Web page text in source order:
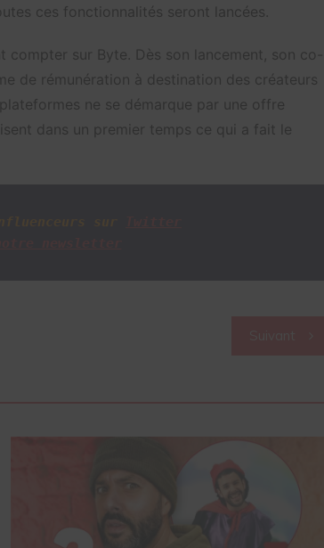
ces fonctionnalités seront lancées.
sur Byte. Dès son lancement, son co-
de rémunération à destination des créateurs
ne se démarque par une offre
dans un premier temps ce qui a fait le